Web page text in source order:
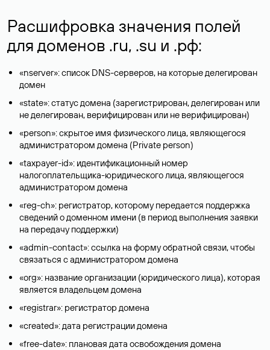
Расшифровка значения полей
для доменов .ru, .su и .рф:
«nserver»: список DNS-серверов, на которые делегирован
домен
«state»: статус домена (зарегистрирован, делегирован или
не делегирован, верифицирован или не верифицирован)
«person»: скрытое имя физического лица, являющегося
администратором домена (Privatе person)
«taxpayer-id»: идентификационный номер
налогоплательщика-юридического лица, являющегося
администратором домена
«reg-ch»: регистратор, которому передается поддержка
сведений о доменном имени (в период выполнения заявки
на передачу поддержки)
«admin-contact»: ссылка на форму обратной связи, чтобы
связаться с администратором домена
«org»: название организации (юридического лица), которая
является владельцем домена
«registrar»: регистратор домена
«created»: дата регистрации домена
«free-date»: плановая дата освобождения домена